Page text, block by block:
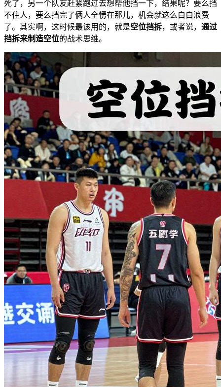
死了，另一个队友赶紧跑过去想帮他挡一下，结果呢？要么挡
不住人，要么挡完了俩人全愣在那儿，机会就这么白白浪费
了。其实啊，这时候最该用的，就是空位挡拆，或者说， 通过
挡拆来制造空位的战术思维。